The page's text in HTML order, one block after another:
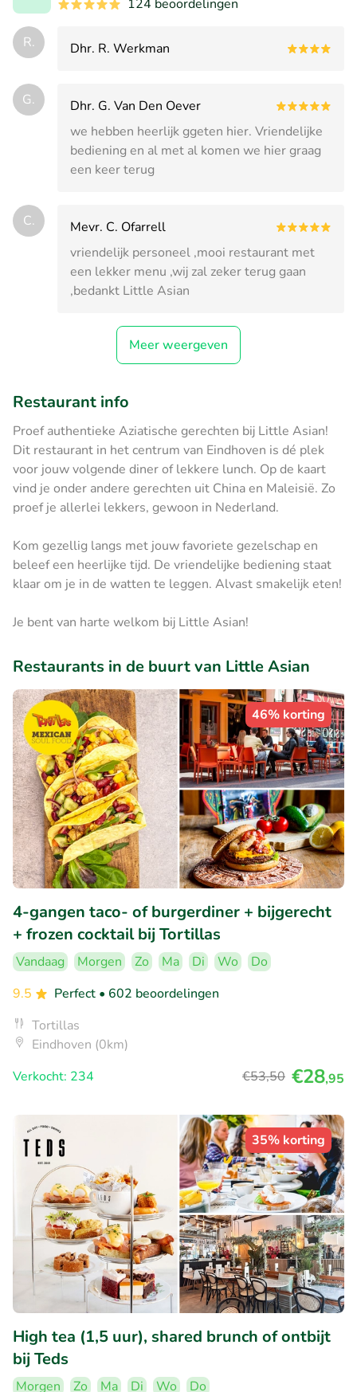
124 beoordelingen
R. Dhr. R. Werkman
G.
Dhr. G. Van Den Oever
we hebben heerlijk ggeten hier. Vriendelijke
bediening en al met al komen we hier graag
een keer terug
C.
Mevr. C. Ofarrell
vriendelijk personeel ,mooi restaurant met
een lekker menu ,wij zal zeker terug gaan
,bedankt Little Asian
Meer weergeven
Restaurant info
Proef authentieke Aziatische gerechten bij Little Asian!
Dit restaurant in het centrum van Eindhoven is dé plek
voor jouw volgende diner of lekkere lunch. Op de kaart
vind je onder andere gerechten uit China en Maleisië. Zo
proef je allerlei lekkers, gewoon in Nederland.
Kom gezellig langs met jouw favoriete gezelschap en
beleef een heerlijke tijd. De vriendelijke bediening staat
klaar om je in de watten te leggen. Alvast smakelijk eten!
Je bent van harte welkom bij Little Asian!
Restaurants in de buurt van Little Asian
46% korting
4-gangen taco- of burgerdiner + bijgerecht
+ frozen cocktail bij Tortillas
Vandaag Morgen Zo Ma Di Wo
Do
9.5
Perfect • 602 beoordelingen
Tortillas
Eindhoven (0km)
Verkocht: 234
€53,50 €28,95
35% korting
High tea (1,5 uur), shared brunch of ontbijt
bij Teds
Morgen Zo Ma Di Wo
Do